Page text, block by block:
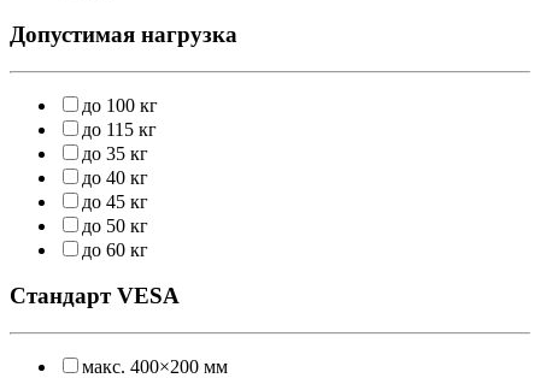
Допустимая нагрузка
до 100 кг
до 115 кг
до 35 кг
до 40 кг
до 45 кг
до 50 кг
до 60 кг
Стандарт VESA
макс. 400×200 мм